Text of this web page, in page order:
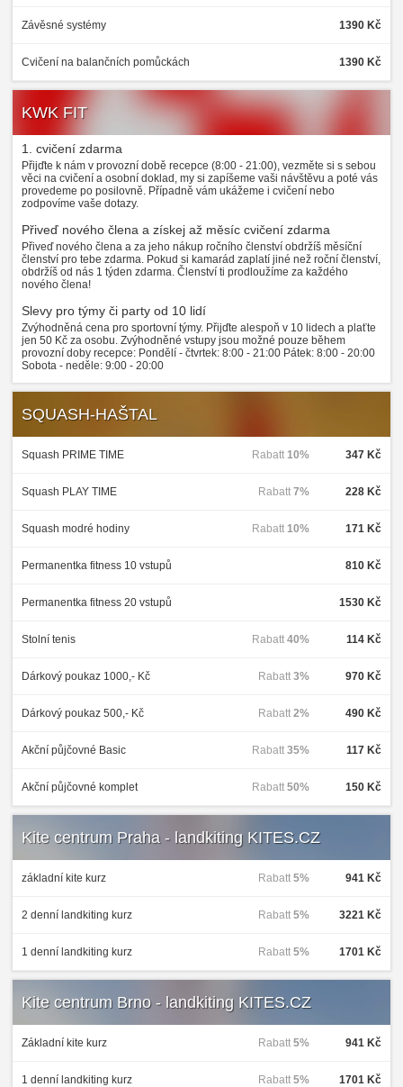
Závěsné systémy 1390 Kč
Cvičení na balančních pomůckách 1390 Kč
KWK FIT
1. cvičení zdarma
Přijďte k nám v provozní době recepce (8:00 - 21:00), vezměte si s sebou
věci na cvičení a osobní doklad, my si zapíšeme vaši návštěvu a poté vás
provedeme po posilovně. Případně vám ukážeme i cvičení nebo
zodpovíme vaše dotazy.
Přiveď nového člena a získej až měsíc cvičení zdarma
Přiveď nového člena a za jeho nákup ročního členství obdržíš měsíční
členství pro tebe zdarma. Pokud si kamarád zaplatí jiné než roční členství,
obdržíš od nás 1 týden zdarma. Členství ti prodloužíme za každého
nového člena!
Slevy pro týmy či party od 10 lidí
Zvýhodněná cena pro sportovní týmy. Přijďte alespoň v 10 lidech a plaťte
jen 50 Kč za osobu. Zvýhodněné vstupy jsou možné pouze během
provozní doby recepce: Pondělí - čtvrtek: 8:00 - 21:00 Pátek: 8:00 - 20:00
Sobota - neděle: 9:00 - 20:00
SQUASH-HAŠTAL
Squash PRIME TIME 347 Kč
Rabatt 10%
Squash PLAY TIME 228 Kč
Rabatt 7%
Squash modré hodiny 171 Kč
Rabatt 10%
Permanentka fitness 10 vstupů 810 Kč
Permanentka fitness 20 vstupů 1530 Kč
Stolní tenis 114 Kč
Rabatt 40%
Dárkový poukaz 1000,- Kč 970 Kč
Rabatt 3%
Dárkový poukaz 500,- Kč 490 Kč
Rabatt 2%
Akční půjčovné Basic 117 Kč
Rabatt 35%
Akční půjčovné komplet 150 Kč
Rabatt 50%
Kite centrum Praha - landkiting KITES.CZ
základní kite kurz 941 Kč
Rabatt 5%
2 denní landkiting kurz 3221 Kč
Rabatt 5%
1 denní landkiting kurz 1701 Kč
Rabatt 5%
Kite centrum Brno - landkiting KITES.CZ
Základní kite kurz 941 Kč
Rabatt 5%
1 denní landkiting kurz 1701 Kč
Rabatt 5%